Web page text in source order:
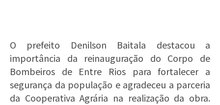
O prefeito Denilson Baitala destacou a
importância da reinauguração do Corpo de
Bombeiros de Entre Rios para fortalecer a
segurança da população e agradeceu a parceria
da Cooperativa Agrária na realização da obra.